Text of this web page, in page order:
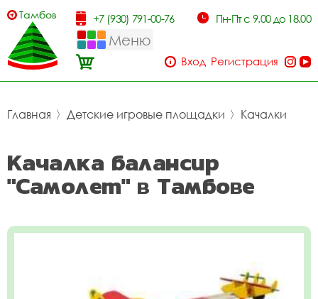
Тамбов +7 (930) 791-00-76 Пн-Пт с 9.00 до 18.00
Меню
Вход Регистрация
Главная 〉 Детские игровые площадки 〉 Качалки
Качалка балансир
"Самолет" в Тамбове